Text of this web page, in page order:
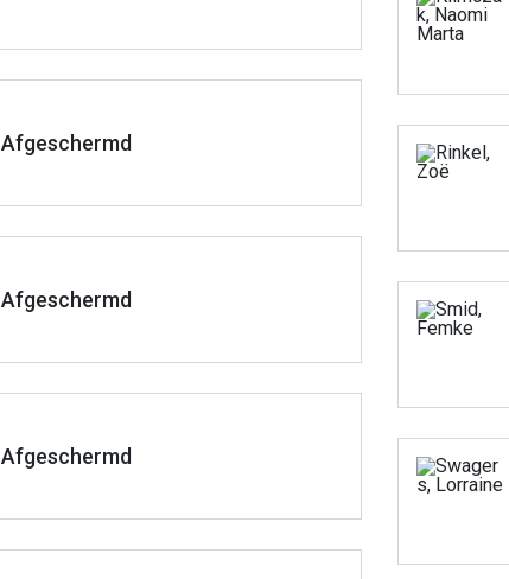
Afgeschermd
Afgeschermd
Afgeschermd